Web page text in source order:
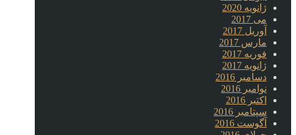
ژانویه 2020
می 2017
آوریل 2017
مارس 2017
فوریه 2017
ژانویه 2017
دسامبر 2016
نوامبر 2016
اکتبر 2016
سپتامبر 2016
آگوست 2016